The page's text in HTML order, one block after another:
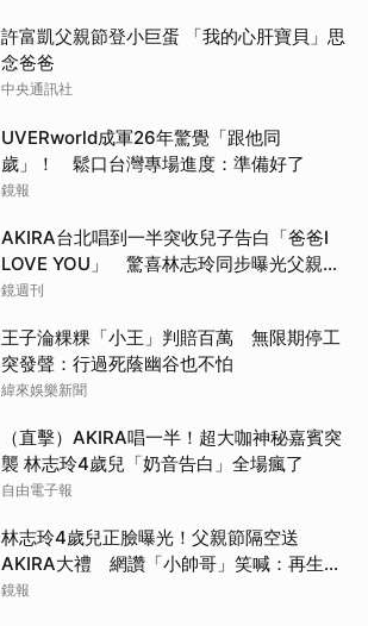
許富凱父親節登小巨蛋 「我的心肝寶貝」思
念爸爸
中央通訊社
UVERworld成軍26年驚覺「跟他同
歲」！ 鬆口台灣專場進度：準備好了
鏡報
AKIRA台北唱到一半突收兒子告白「爸爸I
LOVE YOU」 驚喜林志玲同步曝光父親節
「披薩蛋糕」
鏡週刊
王子淪粿粿「小王」判賠百萬 無限期停工
突發聲：行過死蔭幽谷也不怕
緯來娛樂新聞
（直擊）AKIRA唱一半！超大咖神秘嘉賓突
襲 林志玲4歲兒「奶音告白」全場瘋了
自由電子報
林志玲4歲兒正臉曝光！父親節隔空送
AKIRA大禮 網讚「小帥哥」笑喊：再生一
個
鏡報